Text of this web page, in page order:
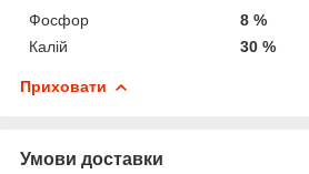
Фосфор
8 %
Калій
30 %
Приховати
Умови доставки